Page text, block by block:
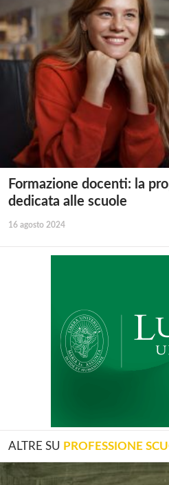
Formazione docenti: la
dedicata alle scuole
16 agosto 2024
ALTRE SU PROFESSIONE